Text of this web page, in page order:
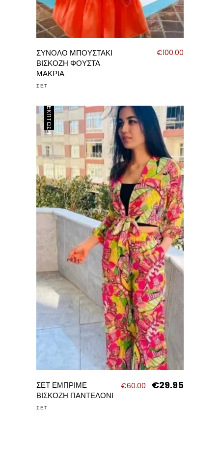
ΣΥΝΟΛΟ ΜΠΟΥΣΤΑΚΙ
ΒΙΣΚΟΖΗ ΦΟΥΣΤΑ
ΜΑΚΡΙΑ
€100.00
ΣΕΤ
ΈΚΠΤΩΣΗ
ΣΕΤ ΕΜΠΡΙΜΕ
ΒΙΣΚΟΖΗ ΠΑΝΤΕΛΟΝΙ
€60.00
Original
€29.95Η
ΣΕΤ